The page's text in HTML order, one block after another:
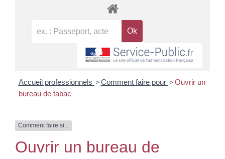
Accueil professionnels > Comment faire pour > Ouvrir un
bureau de tabac
Comment faire si...
Ouvrir un bureau de